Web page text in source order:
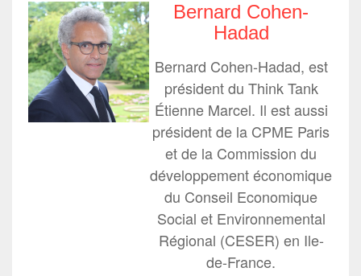
Bernard Cohen-
Hadad
Bernard Cohen-Hadad, est
président du Think Tank
Étienne Marcel. Il est aussi
président de la CPME Paris
et de la Commission du
développement économique
du Conseil Economique
Social et Environnemental
Régional (CESER) en Ile-
de-France.